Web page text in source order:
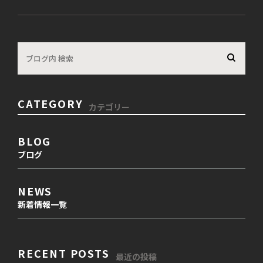
CATEGORY カテゴリー
BLOG
ブログ
NEWS
新着情報一覧
RECENT POSTS 最近の投稿